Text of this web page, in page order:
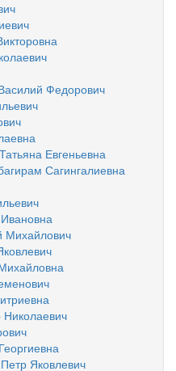
Федорович
Евгеньевна
Сагингалиевна
Михайлович
Николаевич
Яковлевич